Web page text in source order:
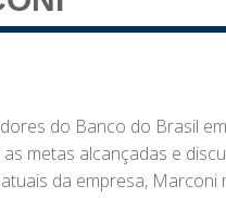
do Banco do Brasil
metas alcançadas e
da empresa, Marconi